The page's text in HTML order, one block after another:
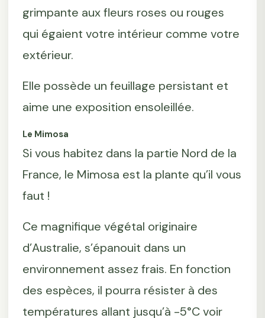
grimpante aux fleurs roses ou rouges
qui égaient votre intérieur comme votre
extérieur.
Elle possède un feuillage persistant et
aime une exposition ensoleillée.
Le Mimosa
Si vous habitez dans la partie Nord de la
France, le Mimosa est la plante qu’il vous
faut !
Ce magnifique végétal originaire
d’Australie, s’épanouit dans un
environnement assez frais. En fonction
des espèces, il pourra résister à des
températures allant jusqu’à -5°C voir